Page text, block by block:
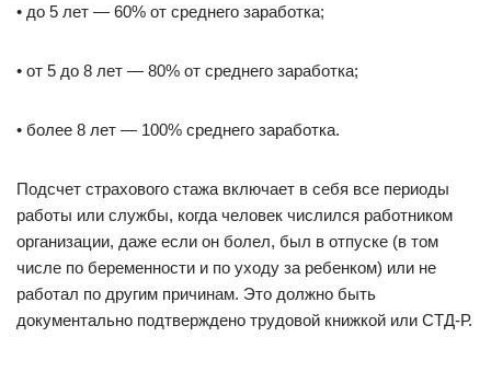
• до 5 лет — 60% от среднего заработка;
• от 5 до 8 лет — 80% от среднего заработка;
• более 8 лет — 100% среднего заработка.
Подсчет страхового стажа включает в себя все периоды
работы или службы, когда человек числился работником
организации, даже если он болел, был в отпуске (в том
числе по беременности и по уходу за ребенком) или не
работал по другим причинам. Это должно быть
документально подтверждено трудовой книжкой или СТД-Р.